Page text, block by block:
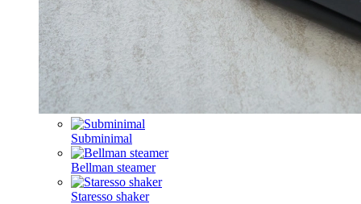
Subminimal
Bellman steamer
Staresso shaker